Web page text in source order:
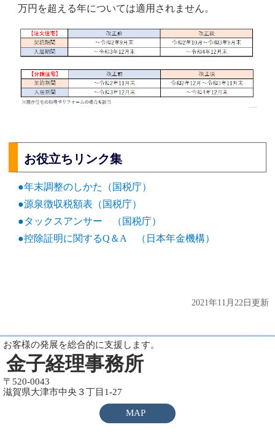
万円を超える年については適用されません。
お役立ちリンク集
●年末調整のしかた（国税庁）
●源泉徴収税額表（国税庁）
●タックスアンサー （国税庁）
●控除証明に関するQ＆A （日本年金機構）
2021年11月22日更新
お客様の発展を総合的に支援します。
金子経理事務所
〒520-0043
滋賀県大津市中央３丁目1-27
MAP